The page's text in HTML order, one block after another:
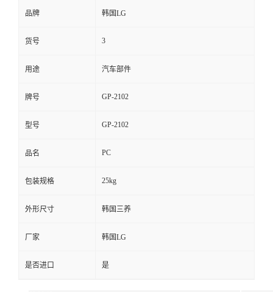
品牌 韩国LG
货号 3
用途 汽车部件
牌号 GP-2102
型号 GP-2102
品名 PC
包装规格 25kg
外形尺寸 韩国三养
厂家 韩国LG
是否进口 是